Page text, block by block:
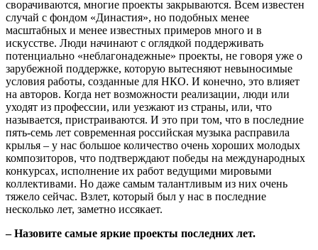
сворачиваются, многие проекты закрываются. Всем известен
случай с фондом «Династия», но подобных менее
масштабных и менее известных примеров много и в
искусстве. Люди начинают с оглядкой поддерживать
потенциально «неблагонадежные» проекты, не говоря уже о
зарубежной поддержке, которую вытесняют невыносимые
условия работы, созданные для НКО. И конечно, это влияет
на авторов. Когда нет возможности реализации, люди или
уходят из профессии, или уезжают из страны, или, что
называется, пристраиваются. И это при том, что в последние
пять-семь лет современная российская музыка расправила
крылья – у нас большое количество очень хороших молодых
композиторов, что подтверждают победы на международных
конкурсах, исполнение их работ ведущими мировыми
коллективами. Но даже самым талантливым из них очень
тяжело сейчас. Взлет, который был у нас в последние
несколько лет, заметно иссякает.
– Назовите самые яркие проекты последних лет.